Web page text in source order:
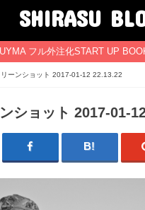
SHIRASU
フル外注化START UP
リーンショット 2017-01-12 22.13.22
ショット 2017-01-